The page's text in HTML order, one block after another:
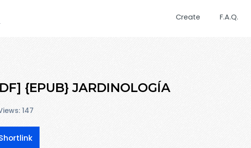
Create F.A.Q.
{EPUB} JARDINOLOGÍA
147